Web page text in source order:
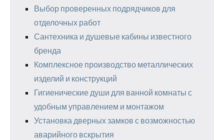
Выбор проверенных подрядчиков для
отделочных работ
Сантехника и душевые кабины известного
бренда
Комплексное производство металлических
изделий и конструкций
Гигиенические души для ванной комнаты с
удобным управлением и монтажом
Установка дверных замков с возможностью
аварийного вскрытия